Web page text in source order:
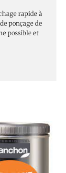
rapide à
ponçage de
possible et